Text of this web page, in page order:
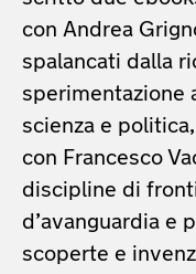
con Andrea
spalancati dalla
sperimentazione
scienza e
con Francesco
discipline di
d’avanguardia e
scoperte e